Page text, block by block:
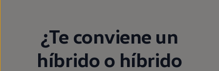
¿Te conviene un
híbrido o híbrido